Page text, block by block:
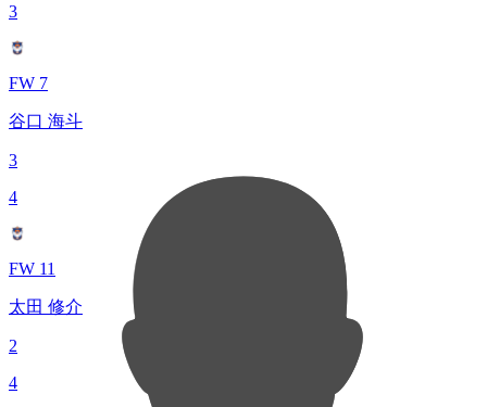
3
FW 7
谷口 海斗
3
4
FW 11
太田 修介
2
4